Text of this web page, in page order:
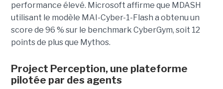
performance élevé. Microsoft affirme que MDASH
utilisant le modèle MAI-Cyber-1-Flash a obtenu un
score de 96 % sur le benchmark CyberGym, soit 12
points de plus que Mythos.
Project Perception, une plateforme
pilotée par des agents